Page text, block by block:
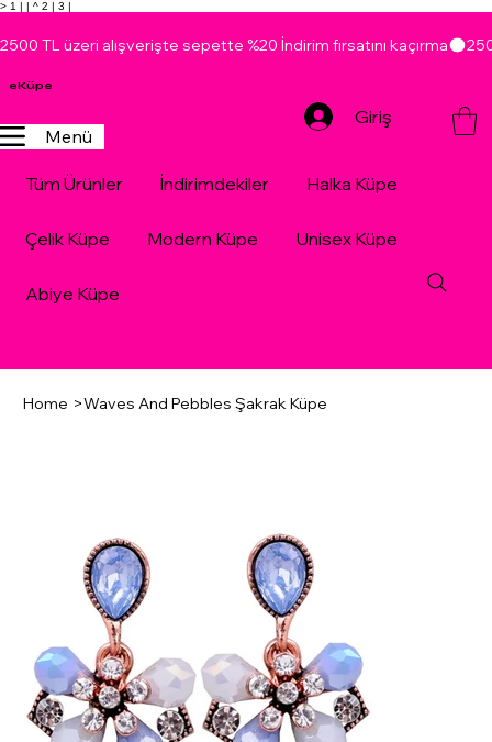
> 1 | | ^ 2 | 3 |
2500 TL üzeri alışverişte sepette %20 İndirim fırsatını kaçırma
Menü
eKüpe
Tüm Ürünler İndirimdekiler Halka Küpe
Çelik Küpe Modern Küpe Unisex Küpe
Abiye Küpe
Giriş
Home >Waves And Pebbles Şakrak Küpe